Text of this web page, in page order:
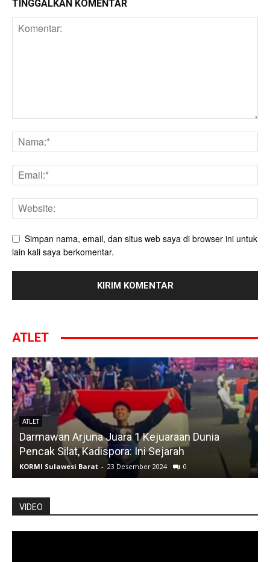
TINGGALKAN KOMENTAR
Simpan nama, email, dan situs web saya di browser ini untuk
lain kali saya berkomentar.
ATLET
ATLET
Darmawan Arjuna Juara 1 Kejuaraan Dunia
Pencak Silat, Kadispora: Ini Sejarah
KORMI Sulawesi Barat - 23 Desember 2024 0
VIDEO